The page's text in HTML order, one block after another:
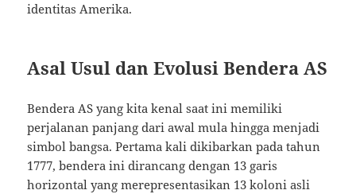
identitas Amerika.
Asal Usul dan Evolusi Bendera AS
Bendera AS yang kita kenal saat ini memiliki
perjalanan panjang dari awal mula hingga menjadi
simbol bangsa. Pertama kali dikibarkan pada tahun
1777, bendera ini dirancang dengan 13 garis
horizontal yang merepresentasikan 13 koloni asli